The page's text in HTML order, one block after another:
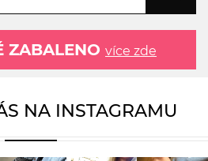
ZABALENO více zde
NA INSTAGRAMU